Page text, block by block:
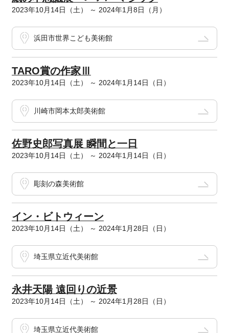
2023年10月14日（土） ～ 2024年1月8日（月）
浜田市世界こども美術館
TARO賞の作家Ⅲ
2023年10月14日（土） ～ 2024年1月14日（日）
川崎市岡本太郎美術館
佐野史郎写真展 瞬間と一日
2023年10月14日（土） ～ 2024年1月14日（日）
彫刻の森美術館
イン・ビトウィーン
2023年10月14日（土） ～ 2024年1月28日（日）
埼玉県立近代美術館
永井天陽 遠回りの近景
2023年10月14日（土） ～ 2024年1月28日（日）
埼玉県立近代美術館